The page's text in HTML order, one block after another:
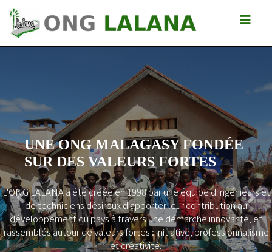
UNE ONG MALAGASY FONDÉE
SUR DES VALEURS FORTES
L'ONG LALANA a été créée en 1998 par une équipe d'ingénieurs et
de techniciens désireux d'apporter leur contribution au
développement du pays à travers une démarche innovante, et
rassemblés autour de valeurs fortes : initiative, professionnalisme
et créativité.
Previous Next